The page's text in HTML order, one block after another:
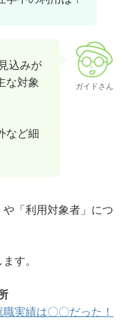
込みが
な対象
など細
ガイドさん
「利用対象者」につ
す。
実績は〇〇だった！